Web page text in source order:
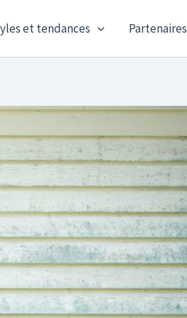
et tendances Partenaires